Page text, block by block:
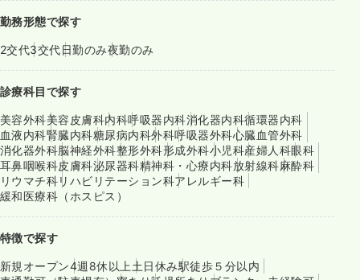
勤務形態で探す
2交代3交代日勤のみ夜勤のみ
診療科目で探す
美容外科美容皮膚科内科呼吸器内科消化器内科循環器内科
血液内科腎臓内科糖尿病内科外科呼吸器外科心臓血管外科
消化器外科脳神経外科整形外科形成外科小児科産婦人科眼科
耳鼻咽喉科皮膚科泌尿器科精神科・心療内科放射線科麻酔科
リウマチ科リハビリテーション科アレルギー科
緩和医療科（ホスピス）
特徴で探す
新規オープン4週8休以上 土日休み駅徒歩５分以内